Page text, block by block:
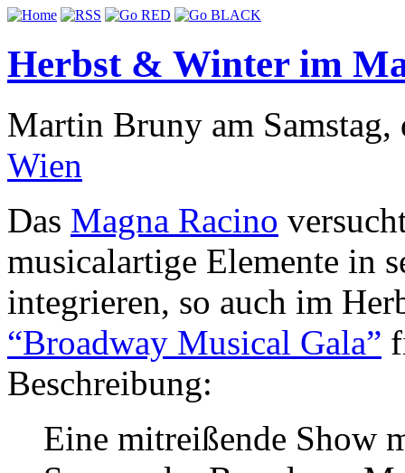
Herbst & Winter im
Martin Bruny am
Wien
Das Magna Racino
musicalartige Elemente in
integrieren, so auch im
“Broadway Musical Gala”
Beschreibung:
Eine mitreißende Show